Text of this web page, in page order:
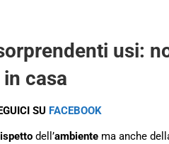
usi:
casa
SU FACEBOOK
dell’ambiente ma anche